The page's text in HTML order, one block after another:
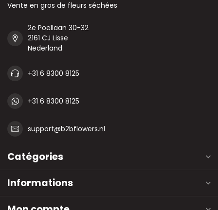
Vente en gros de fleurs séchées
2e Poellaan 30-32
2161 CJ Lisse
Nederland
+31 6 8300 8125
+31 6 8300 8125
support@b2bflowers.nl
Catégories
Informations